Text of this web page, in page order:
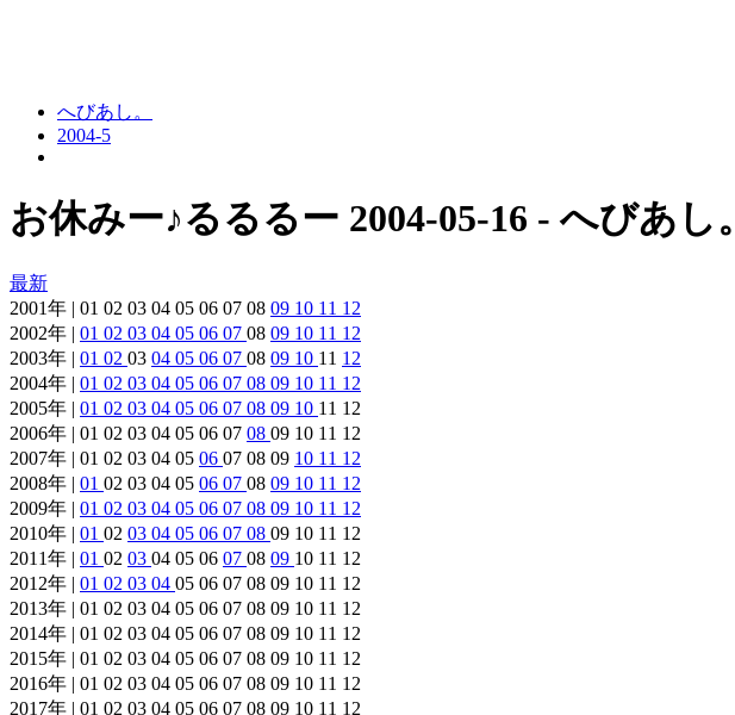
へびあし。
2004-5
お休みー♪るるるー 2004-05-16 - へびあし。
最新
2001年 | 01 02 03 04 05 06 07 08 09 10 11 12
2002年 | 01 02 03 04 05 06 07 08 09 10 11 12
2003年 | 01 02 03 04 05 06 07 08 09 10 11 12
2004年 | 01 02 03 04 05 06 07 08 09 10 11 12
2005年 | 01 02 03 04 05 06 07 08 09 10 11 12
2006年 | 01 02 03 04 05 06 07 08 09 10 11 12
2007年 | 01 02 03 04 05 06 07 08 09 10 11 12
2008年 | 01 02 03 04 05 06 07 08 09 10 11 12
2009年 | 01 02 03 04 05 06 07 08 09 10 11 12
2010年 | 01 02 03 04 05 06 07 08 09 10 11 12
2011年 | 01 02 03 04 05 06 07 08 09 10 11 12
2012年 | 01 02 03 04 05 06 07 08 09 10 11 12
2013年 | 01 02 03 04 05 06 07 08 09 10 11 12
2014年 | 01 02 03 04 05 06 07 08 09 10 11 12
2015年 | 01 02 03 04 05 06 07 08 09 10 11 12
2016年 | 01 02 03 04 05 06 07 08 09 10 11 12
2017年 | 01 02 03 04 05 06 07 08 09 10 11 12